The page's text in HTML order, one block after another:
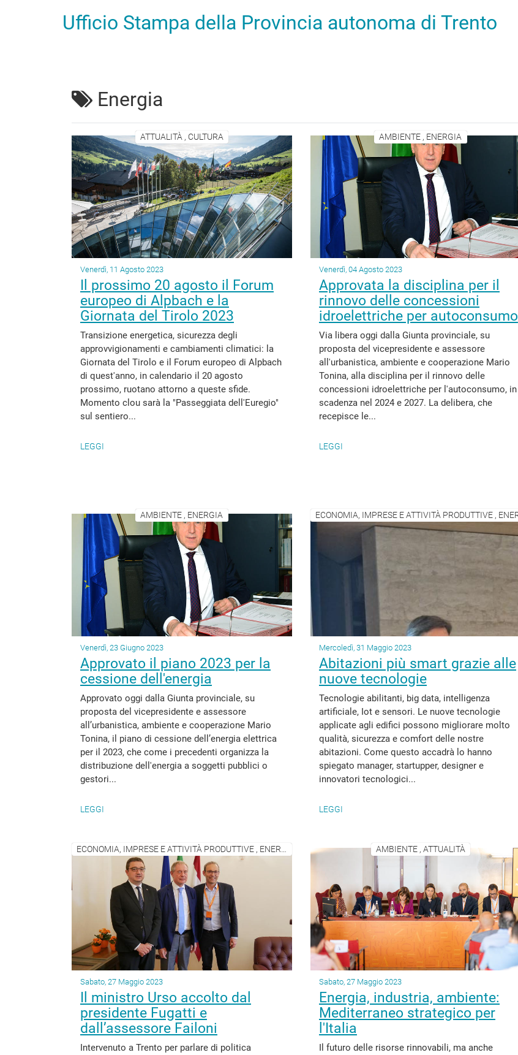
Ufficio Stampa della Provincia autonoma di Trento
Energia
ATTUALITÀ , CULTURA
Venerdì, 11 Agosto 2023
Il prossimo 20 agosto il Forum
europeo di Alpbach e la
Giornata del Tirolo 2023
Transizione energetica, sicurezza degli
approvvigionamenti e cambiamenti climatici: la
Giornata del Tirolo e il Forum europeo di Alpbach
di quest'anno, in calendario il 20 agosto
prossimo, ruotano attorno a queste sfide.
Momento clou sarà la "Passeggiata dell'Euregio"
sul sentiero...
LEGGI
AMBIENTE , ENERGIA
Venerdì, 04 Agosto 2023
Approvata la disciplina per il
rinnovo delle concessioni
idroelettriche per autoconsumo
Via libera oggi dalla Giunta provinciale, su
proposta del vicepresidente e assessore
all'urbanistica, ambiente e cooperazione Mario
Tonina, alla disciplina per il rinnovo delle
concessioni idroelettriche per l'autoconsumo, in
scadenza nel 2024 e 2027. La delibera, che
recepisce le...
LEGGI
AMBIENTE , ENERGIA
Venerdì, 23 Giugno 2023
Approvato il piano 2023 per la
cessione dell'energia
Approvato oggi dalla Giunta provinciale, su
proposta del vicepresidente e assessore
all’urbanistica, ambiente e cooperazione Mario
Tonina, il piano di cessione dell’energia elettrica
per il 2023, che come i precedenti organizza la
distribuzione dell'energia a soggetti pubblici o
gestori...
LEGGI
Mercoledì, 31 Maggio 2023
Abitazioni più smart grazie alle
nuove tecnologie
Tecnologie abilitanti, big data, intelligenza
artificiale, Iot e sensori. Le nuove tecnologie
applicate agli edifici possono migliorare molto
qualità, sicurezza e comfort delle nostre
abitazioni. Come questo accadrà lo hanno
spiegato manager, startupper, designer e
innovatori tecnologici...
LEGGI
Sabato, 27 Maggio 2023
Il ministro Urso accolto dal
presidente Fugatti e
dall’assessore Failoni
Intervenuto a Trento per parlare di politica
AMBIENTE , ATTUALITÀ
Sabato, 27 Maggio 2023
Energia, industria, ambiente:
Mediterraneo strategico per
l'Italia
Il futuro delle risorse rinnovabili, ma anche